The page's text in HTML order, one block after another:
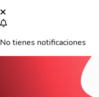
No tienes notificaciones